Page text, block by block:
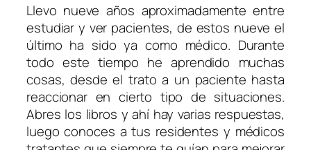
Llevo nueve años aproximadamente entre
estudiar y ver pacientes, de estos nueve el
último ha sido ya como médico. Durante
todo este tiempo he aprendido muchas
cosas, desde el trato a un paciente hasta
reaccionar en cierto tipo de situaciones.
Abres los libros y ahí hay varias respuestas,
luego conoces a tus residentes y médicos